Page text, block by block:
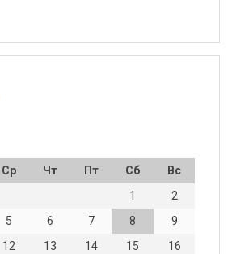
Ср Чт Пт Сб
Вс
1
2
5 6 7 8
9
12 13 14 15
16